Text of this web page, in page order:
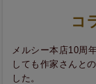
コ
メルシー本店10周
しても作家さんと
した。